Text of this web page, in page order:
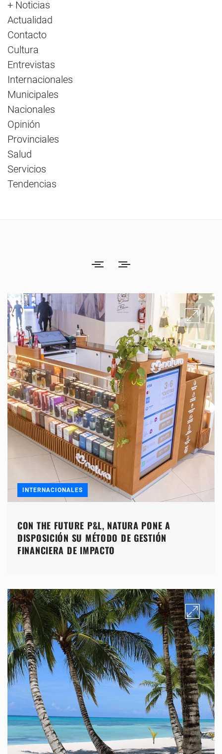
+ Noticias
Actualidad
Contacto
Cultura
Entrevistas
Internacionales
Municipales
Nacionales
Opinión
Provinciales
Salud
Servicios
Tendencias
INTERNACIONALES
CON THE FUTURE P&L, NATURA PONE A
DISPOSICIÓN SU MÉTODO DE GESTIÓN
FINANCIERA DE IMPACTO